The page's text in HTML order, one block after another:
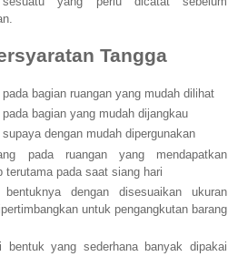
Tangga
bagian ruangan yang mudah dilihat
bagian yang mudah dijangkau
dengan mudah dipergunakan
pada ruangan yang mendapatkan
terutama pada saat siang hari
dengan disesuaikan ukuran
untuk pengangkutan barang
bentuk yang sederhana banyak dipakai